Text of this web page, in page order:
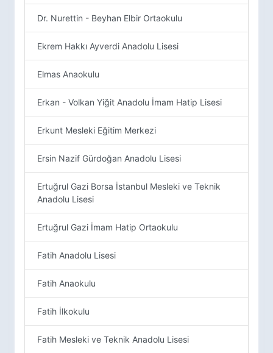
Dr. Nurettin - Beyhan Elbir Ortaokulu
Ekrem Hakkı Ayverdi Anadolu Lisesi
Elmas Anaokulu
Erkan - Volkan Yiğit Anadolu İmam Hatip Lisesi
Erkunt Mesleki Eğitim Merkezi
Ersin Nazif Gürdoğan Anadolu Lisesi
Ertuğrul Gazi Borsa İstanbul Mesleki ve Teknik
Anadolu Lisesi
Ertuğrul Gazi İmam Hatip Ortaokulu
Fatih Anadolu Lisesi
Fatih Anaokulu
Fatih İlkokulu
Fatih Mesleki ve Teknik Anadolu Lisesi